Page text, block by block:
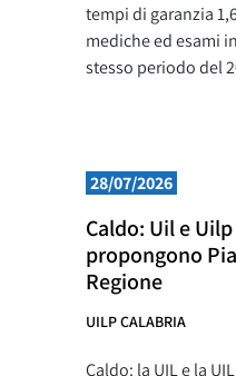
tempi di garanzia
mediche ed esami
stesso periodo del
28/07/2026
Caldo: Uil e
propongono
Regione
UILP CALABRIA
Caldo: la UIL e la